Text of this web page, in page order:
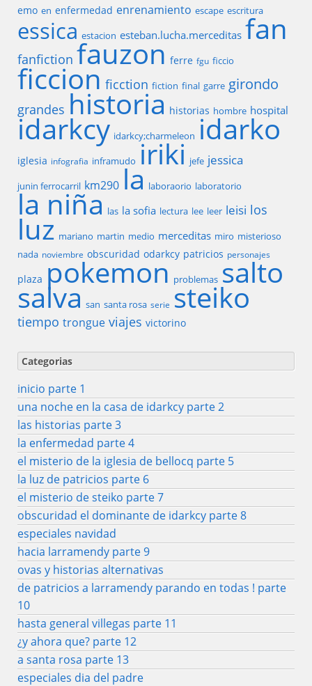
emo en enfermedad enrenamiento escape escritura
essica estacion esteban.lucha.merceditas fan
fanfiction fauzon ferre fgu ficcio
ficcion ficction fiction final garre girondo
grandes historia historias hombre hospital
idarkcy idarkcy;charmeleon idarko
iglesia infografia inframudo iriki jefe jessica
junin ferrocarril km290 la laboraorio laboratorio
la niña las la sofia lectura lee leer leisi los
luz mariano martin medio merceditas miro misterioso
nada noviembre obscuridad odarkcy patricios personajes
plaza pokemon problemas salto
salva san santa rosa serie steiko
tiempo trongue viajes victorino
Categorias
inicio parte 1
una noche en la casa de idarkcy parte 2
las historias parte 3
la enfermedad parte 4
el misterio de la iglesia de bellocq parte 5
la luz de patricios parte 6
el misterio de steiko parte 7
obscuridad el dominante de idarkcy parte 8
especiales navidad
hacia larramendy parte 9
ovas y historias alternativas
de patricios a larramendy parando en todas ! parte
10
hasta general villegas parte 11
¿y ahora que? parte 12
a santa rosa parte 13
especiales dia del padre